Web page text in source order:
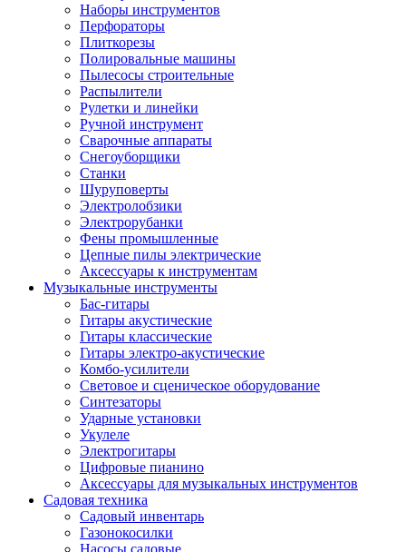
Наборы инструментов
Перфораторы
Плиткорезы
Полировальные машины
Пылесосы строительные
Распылители
Рулетки и линейки
Ручной инструмент
Сварочные аппараты
Снегоуборщики
Станки
Шуруповерты
Электролобзики
Электрорубанки
Фены промышленные
Цепные пилы электрические
Аксессуары к инструментам
Музыкальные инструменты
Бас-гитары
Гитары акустические
Гитары классические
Гитары электро-акустические
Комбо-усилители
Световое и сценическое оборудование
Синтезаторы
Ударные установки
Укулеле
Электрогитары
Цифровые пианино
Аксессуары для музыкальных инструментов
Садовая техника
Садовый инвентарь
Газонокосилки
Насосы садовые